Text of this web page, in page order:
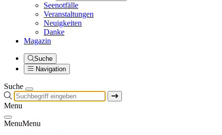
Seenotfälle
Veranstaltungen
Neuigkeiten
Danke
Magazin
Suche
Navigation
Suche
Menu
MenuMenu